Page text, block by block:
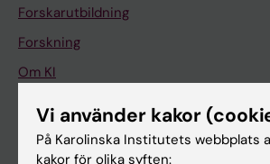
Forskarutbildning
Forskning
Om KI
På gång
Vi använder kakor
På Karolinska Institutets webbplats
kakor för olika syften: